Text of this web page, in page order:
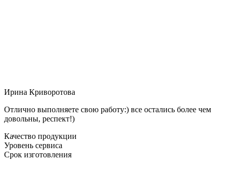
Ирина Криворотова
Отлично выполняете свою работу:) все остались более чем
довольны, респект!)
Качество продукции
Уровень сервиса
Срок изготовления